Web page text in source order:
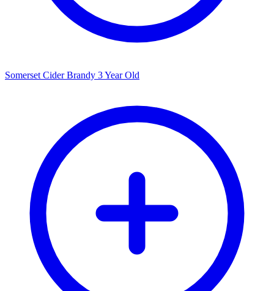
Somerset Cider Brandy 3 Year Old